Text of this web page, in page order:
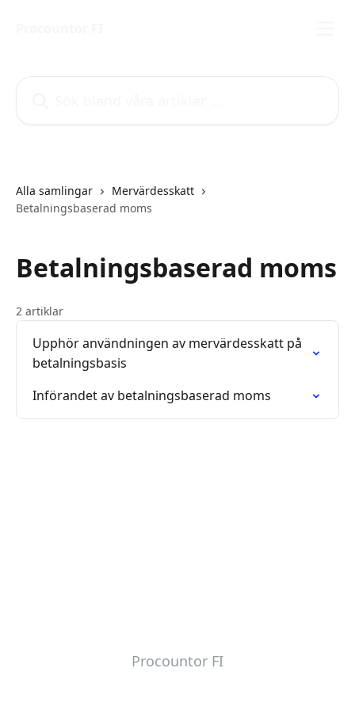
Alla samlingar
Mervärdesskatt
Betalningsbaserad moms
Betalningsbaserad moms
2 artiklar
Upphör användningen av mervärdesskatt på
betalningsbasis
Införandet av betalningsbaserad moms
Procountor FI